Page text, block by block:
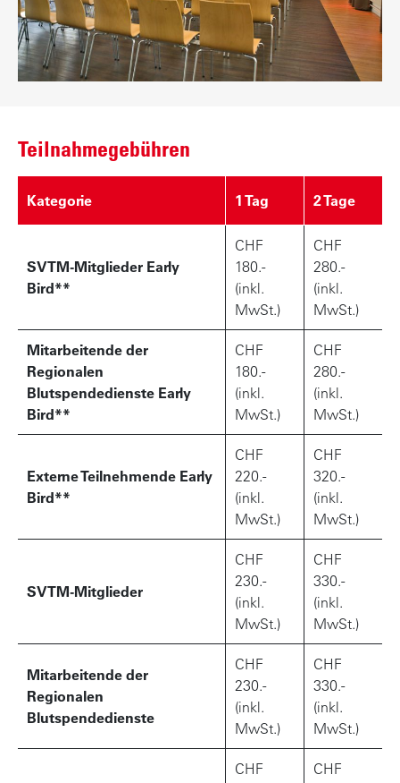
Teilnahmegebühren
Kategorie 1 Tag 2 Tage
SVTM-Mitglieder Early
Bird**
CHF
180.-
(inkl.
MwSt.)
CHF
280.-
(inkl.
MwSt.)
Mitarbeitende der
Regionalen
Blutspendedienste Early
Bird**
CHF
180.-
(inkl.
MwSt.)
CHF
280.-
(inkl.
MwSt.)
Externe Teilnehmende Early
Bird**
CHF
220.-
(inkl.
MwSt.)
CHF
320.-
(inkl.
MwSt.)
SVTM-Mitglieder
CHF
230.-
(inkl.
MwSt.)
CHF
330.-
(inkl.
MwSt.)
Mitarbeitende der
Regionalen
Blutspendedienste
CHF
230.-
(inkl.
MwSt.)
CHF
330.-
(inkl.
MwSt.)
CHF
CHF